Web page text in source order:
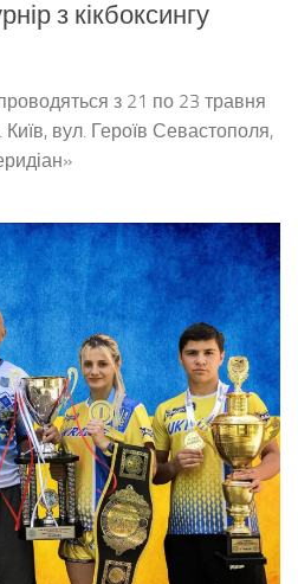
з кікбоксингу
з 21 по 23 травня
вул. Героїв Севастополя,